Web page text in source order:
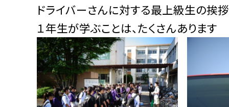
ドライバーさんに対する最上級生の挨拶
１年生が学ぶことは、たくさんあります